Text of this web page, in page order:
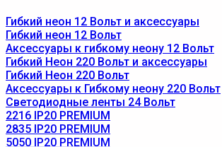
Гибкий неон 12 Вольт и аксессуары
Гибкий неон 12 Вольт
Аксессуары к гибкому неону 12 Вольт
Гибкий Неон 220 Вольт и аксессуары
Гибкий Неон 220 Вольт
Аксессуары к Гибкому неону 220 Вольт
Светодиодные ленты 24 Вольт
2216 IP20 PREMIUM
2835 IP20 PREMIUM
5050 IP20 PREMIUM